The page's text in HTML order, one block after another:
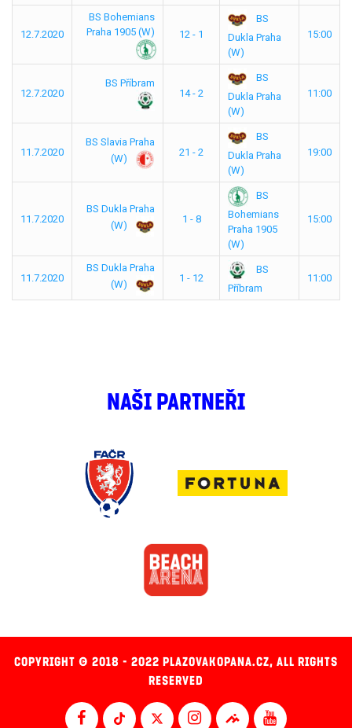
12.7.2020
BS Bohemians
Praha 1905 (W)
12 - 1
BS
Dukla Praha
(W)
15:00
12.7.2020
BS Příbram
14 - 2
BS
Dukla Praha
(W)
11:00
11.7.2020
BS Slavia Praha
(W)
21 - 2
BS
Dukla Praha
(W)
19:00
11.7.2020
BS Dukla Praha
(W)
1 - 8
BS
Bohemians
Praha 1905
(W)
15:00
11.7.2020
BS Dukla Praha
(W)
1 - 12
BS
Příbram
11:00
NAŠI PARTNEŘI
COPYRIGHT © 2018 - 2022 PLAZOVAKOPANA.CZ, ALL RIGHTS
RESERVED